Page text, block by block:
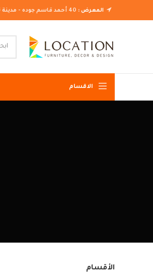
المعرض :
الاقسام
الأقسام